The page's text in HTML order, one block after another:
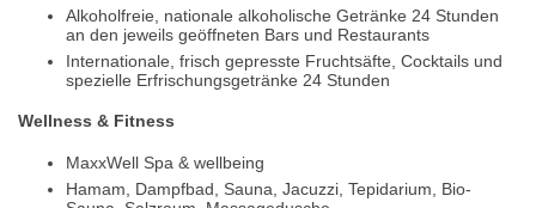
Alkoholfreie, nationale alkoholische Getränke 24 Stunden
an den jeweils geöffneten Bars und Restaurants
Internationale, frisch gepresste Fruchtsäfte, Cocktails und
spezielle Erfrischungsgetränke 24 Stunden
Wellness & Fitness
MaxxWell Spa & wellbeing
Hamam, Dampfbad, Sauna, Jacuzzi, Tepidarium, Bio-